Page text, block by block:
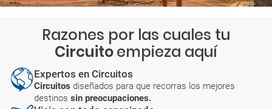
Razones por las cuales tu
Circuitoempieza aquí
Expertos en Circuitos
Circuitos diseñados para que recorras los mejores
destinos sin preocupaciones.